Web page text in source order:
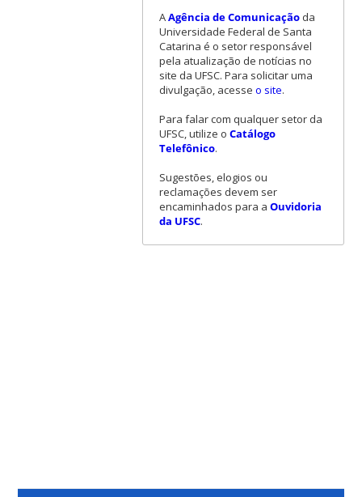
AAgência de Comunicaçãoda
Universidade Federal de Santa
Catarina é o setor responsável
pela atualização de notícias no
site da UFSC. Para solicitar uma
divulgação, acesse o site.
Para falar com qualquer setor da
UFSC, utilize o Catálogo
Telefônico.
Sugestões, elogios ou
reclamações devem ser
encaminhados para a Ouvidoria
da UFSC.